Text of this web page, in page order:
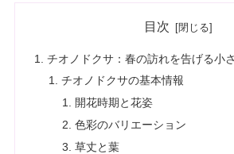
目次
チオノドクサ：春の訪れを告げる小
チオノドクサの基本情報
開花時期と花姿
色彩のバリエーション
草丈と葉